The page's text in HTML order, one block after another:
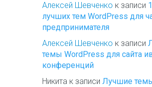
Алексей Шевченко к записи
лучших тем WordPress для
предпринимателя
Алексей Шевченко к записи
темы WordPress для сайта
конференций
Никита к записи Лучшие